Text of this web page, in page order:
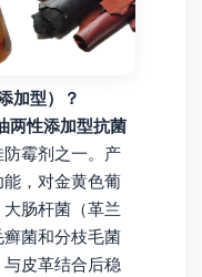
加型）？
两性添加型抗菌
防霉剂之一。产
，对金黄色葡
肠杆菌（革兰
菌和分枝毛菌
皮革结合后稳